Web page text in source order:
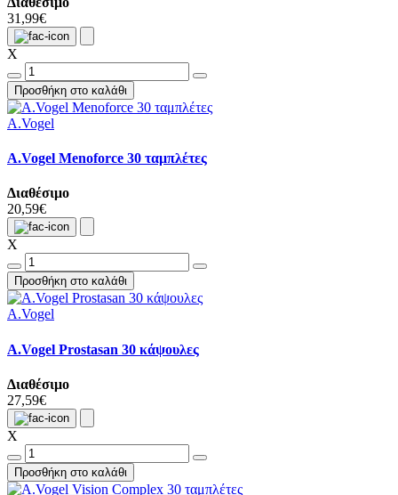
31,99€
X
Προσθήκη στο καλάθι
A.Vogel
A.Vogel Menoforce 30 ταμπλέτες
Διαθέσιμο
20,59€
X
Προσθήκη στο καλάθι
A.Vogel
A.Vogel Prostasan 30 κάψουλες
Διαθέσιμο
27,59€
X
Προσθήκη στο καλάθι